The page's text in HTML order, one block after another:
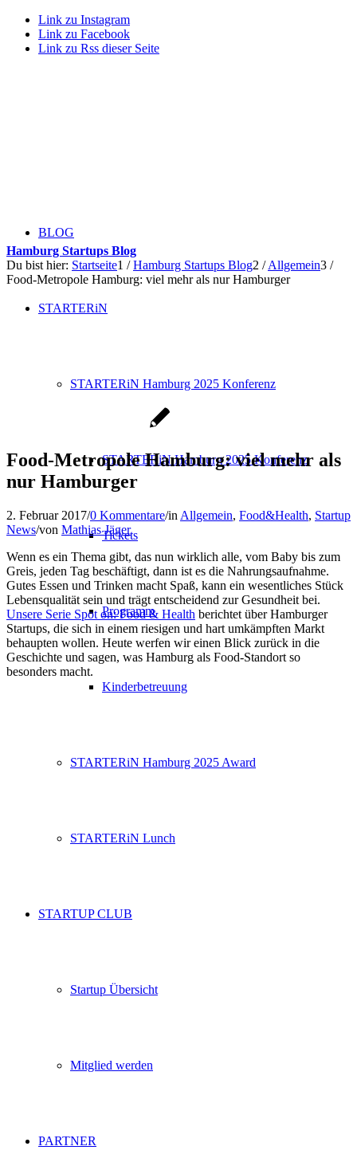
Link zu Instagram
Link zu Facebook
Link zu Rss dieser Seite
BLOG
STARTERiN
STARTERiN Hamburg 2025 Konferenz
STARTERiN Hamburg 2025 Konferenz
Tickets
Programm
Kinderbetreuung
STARTERiN Hamburg 2025 Award
STARTERiN Lunch
STARTUP CLUB
Startup Übersicht
Mitglied werden
PARTNER
Hamburg Startups Blog
Du bist hier: Startseite1 / Hamburg Startups Blog2 / Allgemein3 /
Food-Metropole Hamburg: viel mehr als nur Hamburger
Food-Metropole Hamburg: viel mehr als
nur Hamburger
2. Februar 2017/0 Kommentare/in Allgemein, Food&Health, Startup
News/von Mathias Jäger
Wenn es ein Thema gibt, das nun wirklich alle, vom Baby bis zum
Greis, jeden Tag beschäftigt, dann ist es die Nahrungsaufnahme.
Gutes Essen und Trinken macht Spaß, kann ein wesentliches Stück
Lebensqualität sein und trägt entscheidend zur Gesundheit bei.
Unsere Serie Spot on: Food & Health berichtet über Hamburger
Startups, die sich in einem riesigen und hart umkämpften Markt
behaupten wollen. Heute werfen wir einen Blick zurück in die
Geschichte und sagen, was Hamburg als Food-Standort so
besonders macht.